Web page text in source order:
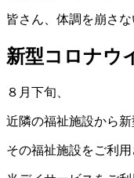
皆さん、体調を崩さ
新型コロナウ
８月下旬、
近隣の福祉施設から
その福祉施設をご利